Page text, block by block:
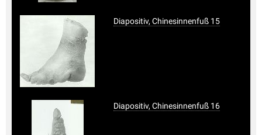
Diapositiv, Chinesinnenfuß 15
Diapositiv, Chinesinnenfuß 16